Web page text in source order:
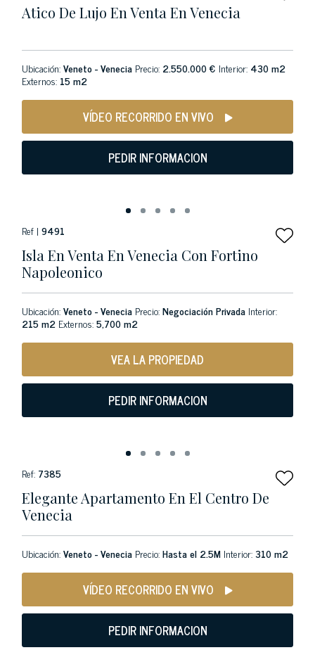
Atico De Lujo En Venta En Venecia
Ubicación:Veneto - Venecia Precio: 2.550.000 € Interior: 430 m2
Externos: 15 m2
VÍDEO RECORRIDO EN VIVO
PEDIR INFORMACION
Ref | 9491
Isla En Venta En Venecia Con Fortino
Napoleonico
Ubicación:Veneto - Venecia Precio:Negociación Privada Interior:
215 m2 Externos:5,700 m2
VEA LA PROPIEDAD
PEDIR INFORMACION
Ref: 7385
Elegante Apartamento En El Centro De
Venecia
Ubicación:Veneto - Venecia Precio:Hasta el 2.5M Interior:310 m2
VÍDEO RECORRIDO EN VIVO
PEDIR INFORMACION